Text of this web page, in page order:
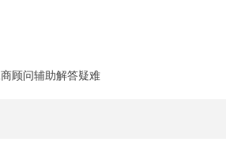
顾问辅助解答疑难